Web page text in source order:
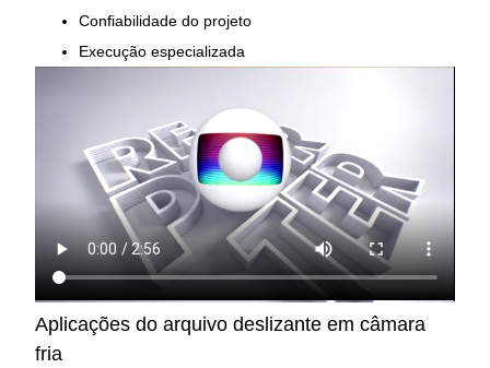
Confiabilidade do projeto
Execução especializada
Aplicações do arquivo deslizante em câmara
fria